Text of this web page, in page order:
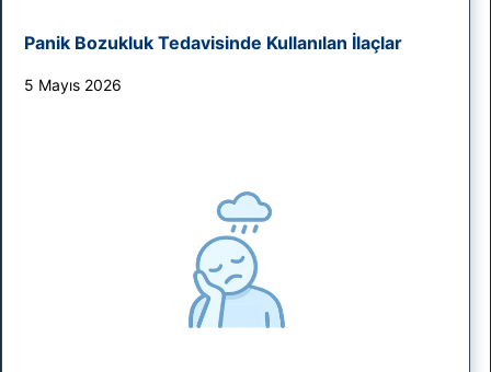
Panik Bozukluk Tedavisinde Kullanılan İlaçlar
5 Mayıs 2026